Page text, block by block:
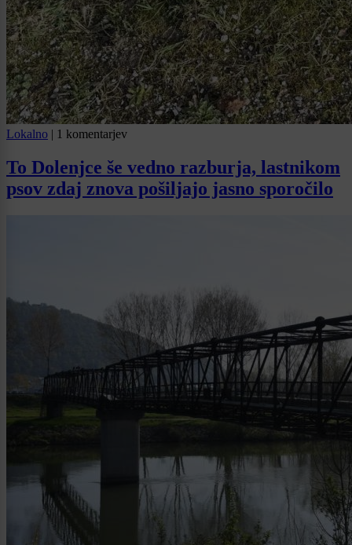
Lokalno | 1 komentarjev
To Dolenjce še vedno razburja, lastnikom
psov zdaj znova pošiljajo jasno sporočilo